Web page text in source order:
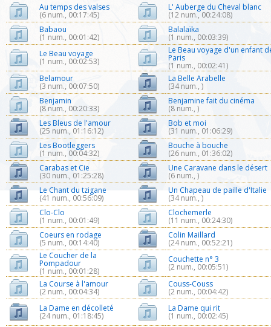
Au temps des valses
(6 num., 00:17:45)
L' Auberge du Cheval blanc
(12 num., 00:24:08)
Babaou
(1 num., 00:01:42)
Balalaïka
(1 num., 00:03:39)
Le Beau voyage
(1 num., 00:02:53)
Le Beau voyage d'un enfant
Paris
(1 num., 00:02:41)
Belamour
(3 num., 00:07:50)
La Belle Arabelle
(34 num., )
Benjamin
(8 num., 00:20:33)
Benjamine fait du cinéma
(8 num., )
Les Bleus de l'amour
(25 num., 01:16:12)
Bob et moi
(31 num., 01:06:29)
Les Bootleggers
(1 num., 00:04:32)
Bouche à bouche
(26 num., 01:36:02)
Carabas et Cie
(30 num., 01:25:28)
Une Caravane dans le désert
(6 num., )
Le Chant du tzigane
(41 num., 00:56:09)
Un Chapeau de paille d'Italie
(34 num., )
Clo-Clo
(1 num., 00:01:49)
Clochemerle
(11 num., 00:24:30)
Coeurs en rodage
(5 num., 00:14:40)
Colin Maillard
(24 num., 00:52:21)
Le Coucher de la
Pompadour
(1 num., 00:01:28)
Couchette n° 3
(2 num., 00:05:51)
La Course à l'amour
(2 num., 00:04:34)
Couss-Couss
(2 num., 00:04:42)
La Dame en décolleté
(24 num., 01:18:45)
La Dame qui rit
(1 num., 00:02:45)